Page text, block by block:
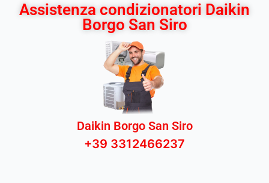
Assistenza condizionatori Daikin
Borgo San Siro
Daikin Borgo San Siro
+39 3312466237